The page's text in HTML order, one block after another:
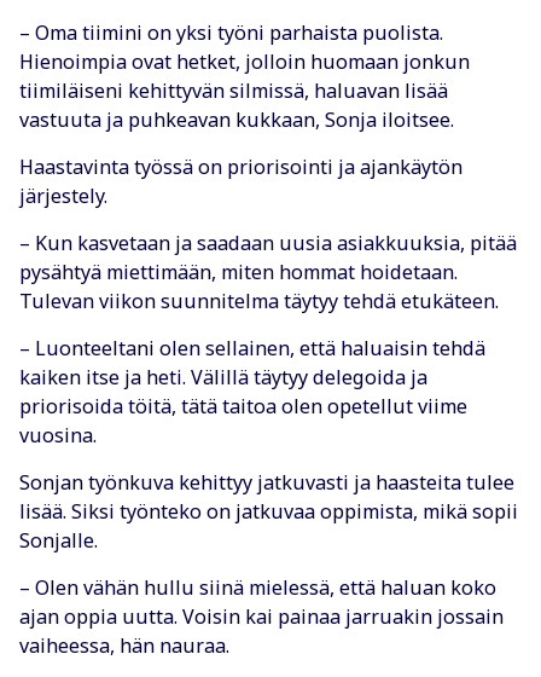
– Oma tiimini on yksi työni parhaista puolista.
Hienoimpia ovat hetket, jolloin huomaan jonkun
tiimiläiseni kehittyvän silmissä, haluavan lisää
vastuuta ja puhkeavan kukkaan, Sonja iloitsee.
Haastavinta työssä on priorisointi ja ajankäytön
järjestely.
– Kun kasvetaan ja saadaan uusia asiakkuuksia, pitää
pysähtyä miettimään, miten hommat hoidetaan.
Tulevan viikon suunnitelma täytyy tehdä etukäteen.
– Luonteeltani olen sellainen, että haluaisin tehdä
kaiken itse ja heti. Välillä täytyy delegoida ja
priorisoida töitä, tätä taitoa olen opetellut viime
vuosina.
Sonjan työnkuva kehittyy jatkuvasti ja haasteita tulee
lisää. Siksi työnteko on jatkuvaa oppimista, mikä sopii
Sonjalle.
– Olen vähän hullu siinä mielessä, että haluan koko
ajan oppia uutta. Voisin kai painaa jarruakin jossain
vaiheessa, hän nauraa.